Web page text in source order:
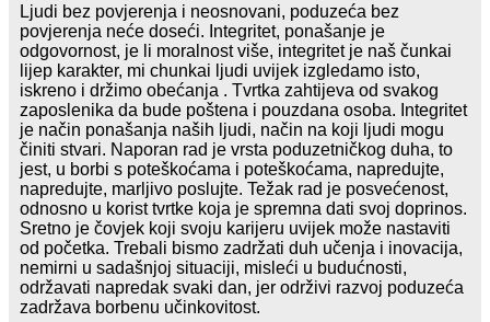
Ljudi bez povjerenja i neosnovani, poduzeća bez
povjerenja neće doseći. Integritet, ponašanje je
odgovornost, je li moralnost više, integritet je naš čunkai
lijep karakter, mi chunkai ljudi uvijek izgledamo isto,
iskreno i držimo obećanja . Tvrtka zahtijeva od svakog
zaposlenika da bude poštena i pouzdana osoba. Integritet
je način ponašanja naših ljudi, način na koji ljudi mogu
činiti stvari. Naporan rad je vrsta poduzetničkog duha, to
jest, u borbi s poteškoćama i poteškoćama, napredujte,
napredujte, marljivo poslujte. Težak rad je posvećenost,
odnosno u korist tvrtke koja je spremna dati svoj doprinos.
Sretno je čovjek koji svoju karijeru uvijek može nastaviti
od početka. Trebali bismo zadržati duh učenja i inovacija,
nemirni u sadašnjoj situaciji, misleći u budućnosti,
održavati napredak svaki dan, jer održivi razvoj poduzeća
zadržava borbenu učinkovitost.